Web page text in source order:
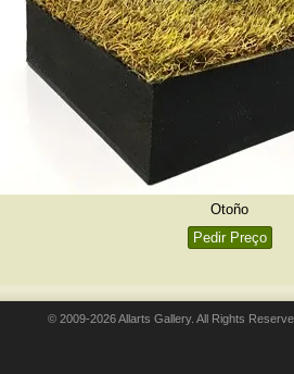
Otoño
Pedir Preço
© 2009-2026 Allarts Gallery. All Rights